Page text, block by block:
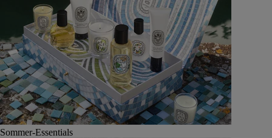
Sommer-Essentials